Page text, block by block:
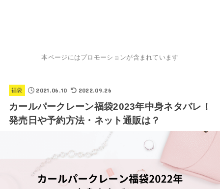
本ページにはプロモーションが含まれています
福袋 2021.06.10 2022.09.26
カールパークレーン福袋2023年中身ネタバレ！
発売日や予約方法・ネット通販は？